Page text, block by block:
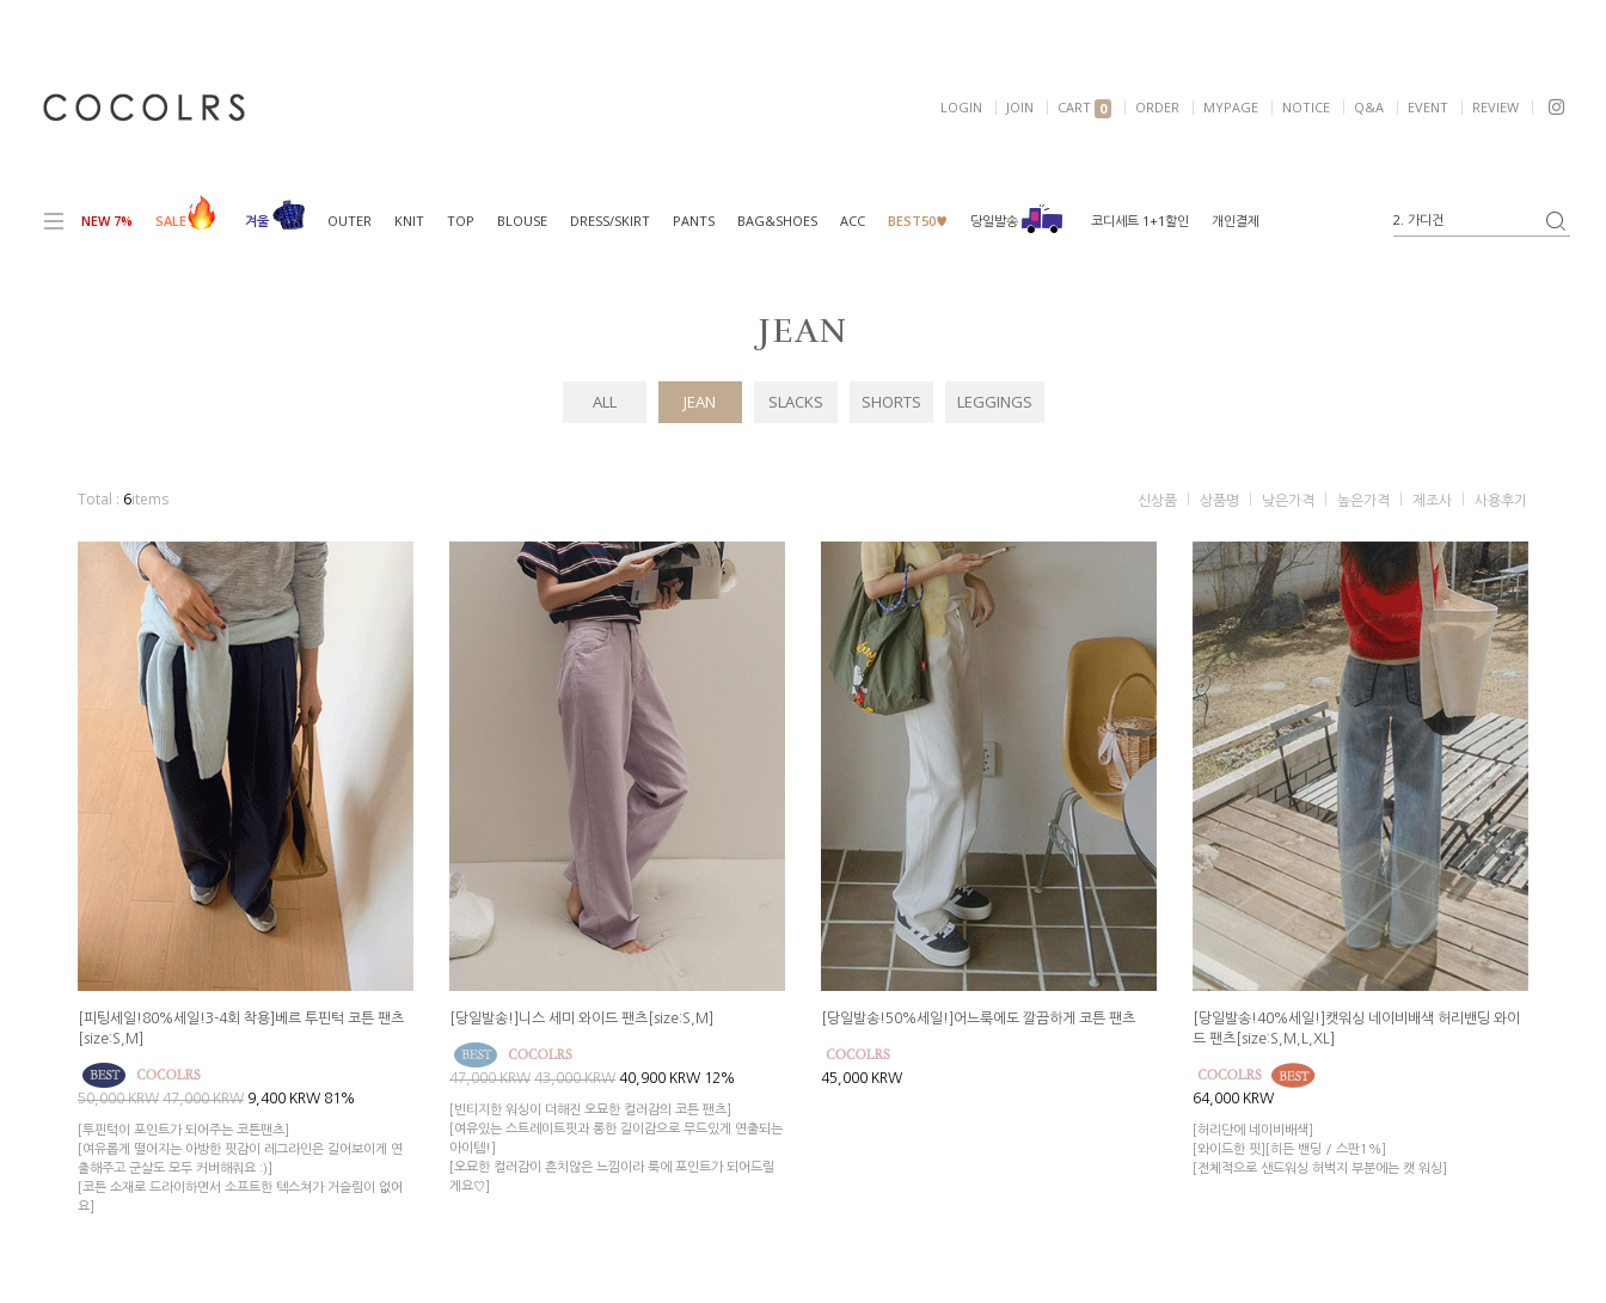
NOTICE Q&A EVENT REVIEW
LOGIN JOIN CART 0 ORDER MYPAGE
NEW 7% SALE 겨울 OUTER KNIT TOP BLOUSE DRESS/SKIRT PANTS BAG&SHOES ACC BEST50♥ 당일발송 코디세트 1+1할인 개인결제
2. 가디건
JEAN
ALL JEAN SLACKS SHORTS LEGGINGS
Total : 6items 신상품 상품명 낮은가격 높은가격 제조사 사용후기
[피팅세일!80%세일!3-4회 착용]베르 투핀턱 코튼 팬츠
[size:S,M]
50,000 KRW 47,000 KRW 9,400 KRW 81%
[투핀턱이 포인트가 되어주는 코튼팬츠]
[여유롭게 떨어지는 아방한 핏감이 레그라인은 길어보이게 연
출해주고 군살도 모두 커버해줘요 :)]
[코튼 소재로 드라이하면서 소프트한 텍스쳐가 거슬림이 없어
요]
[당일발송!]니스 세미 와이드 팬츠[size:S,M]
47,000 KRW 43,000 KRW 40,900 KRW 12%
[빈티지한 워싱이 더해진 오묘한 컬러감의 코튼 팬츠]
[여유있는 스트레이트핏과 롱한 길이감으로 무드있게 연출되는
아이템!]
[오묘한 컬러감이 흔치않은 느낌이라 룩에 포인트가 되어드릴
게요♡]
[당일발송!50%세일!]어느룩에도 깔끔하게 코튼 팬츠
45,000 KRW
[당일발송!40%세일!]캣워싱 네이비배색 허리밴딩 와이
드 팬츠[size:S,M,L,XL]
64,000 KRW
[허리단에 네이비배색]
[와이드한 핏][히든 밴딩 / 스판1%]
[전체적으로 샌드워싱 허벅지 부분에는 캣 워싱]